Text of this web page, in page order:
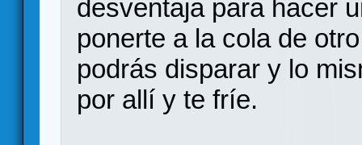
desventaja para hacer
ponerte a la cola de
podrás disparar y lo
por allí y te fríe.